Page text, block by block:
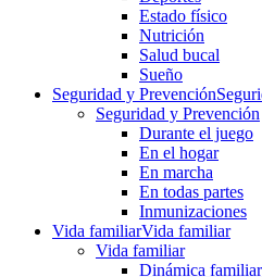
Estado físico
Nutrición
Salud bucal
Sueño
Seguridad y Prevención
Seguridad y Prevención
Durante el juego
En el hogar
En marcha
En todas partes
Inmunizaciones
Vida familiarVida familiar
Vida familiar
Dinámica familiar